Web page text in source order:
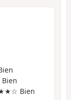
Bien